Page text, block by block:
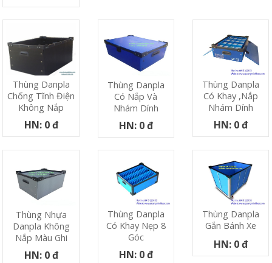
Thùng Danpla
Chống Tĩnh Điện
Không Nắp
HN: 0 đ
Thùng Danpla
Có Nắp Và
Nhám Dính
HN: 0 đ
Thùng Danpla
Có Khay ,nắp
Nhám Dính
HN: 0 đ
Thùng Nhựa
Danpla Không
Nắp Màu Ghi
HN: 0 đ
Thùng Danpla
Có Khay Nẹp 8
Góc
HN: 0 đ
Thùng Danpla
Gắn Bánh Xe
HN: 0 đ